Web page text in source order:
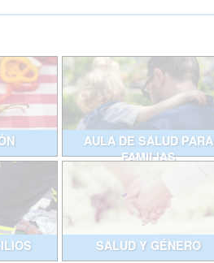
AULA DE SALUD PARA
FAMILIAS
SALUD Y GÉNERO